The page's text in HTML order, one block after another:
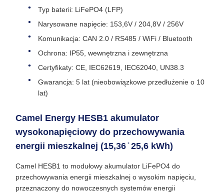
Typ baterii: LiFePO4 (LFP)
Narysowane napięcie: 153,6V / 204,8V / 256V
Komunikacja: CAN 2.0 / RS485 / WiFi / Bluetooth
Ochrona: IP55, wewnętrzna i zewnętrzna
Certyfikaty: CE, IEC62619, IEC62040, UN38.3
Gwarancja: 5 lat (nieobowiązkowe przedłużenie o 10
lat)
Camel Energy HESB1 akumulator
wysokonapięciowy do przechowywania
energii mieszkalnej (15,36 ̇ 25,6 kWh)
Camel HESB1 to modułowy akumulator LiFePO4 do
przechowywania energii mieszkalnej o wysokim napięciu,
przeznaczony do nowoczesnych systemów energii